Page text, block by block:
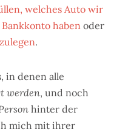
welches Auto wir
habenoder
.
in denen alle
werden, und noch
hinter der
mich mit ihrer